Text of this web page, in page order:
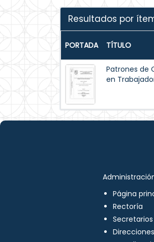
Resultados por
PORTADA TÍTULO
Patrones de
en
Página
Rectoría
Secretarios
Direcciones